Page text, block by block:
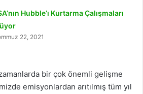
Hubble’ı Kurtarma Çalışmaları
22, 2021
bir çok önemli gelişme
emisyonlardan arıtılmış tüm yıl